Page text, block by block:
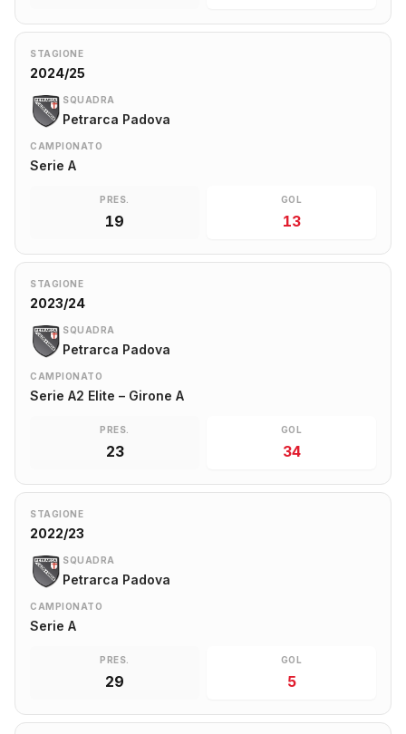
STAGIONE
2024/25
SQUADRA
Petrarca Padova
CAMPIONATO
Serie A
PRES.
19
GOL
13
STAGIONE
2023/24
SQUADRA
Petrarca Padova
CAMPIONATO
Serie A2 Elite – Girone A
PRES.
23
GOL
34
STAGIONE
2022/23
SQUADRA
Petrarca Padova
CAMPIONATO
Serie A
PRES.
29
GOL
5